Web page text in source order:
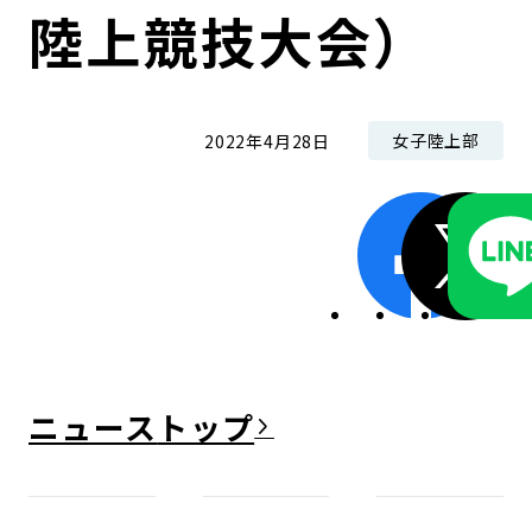
ESGデータ集
陸上競技大会）
2022年4月28日 女子陸上部
ニュース